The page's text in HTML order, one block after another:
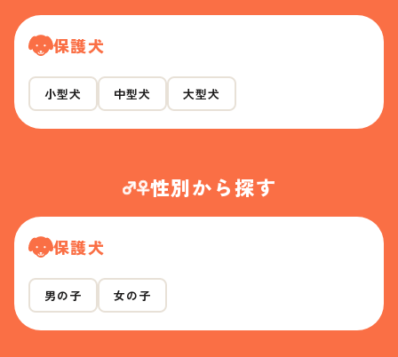
保護犬
小型犬 中型犬 大型犬
性別から探す
保護犬
男の子 女の子